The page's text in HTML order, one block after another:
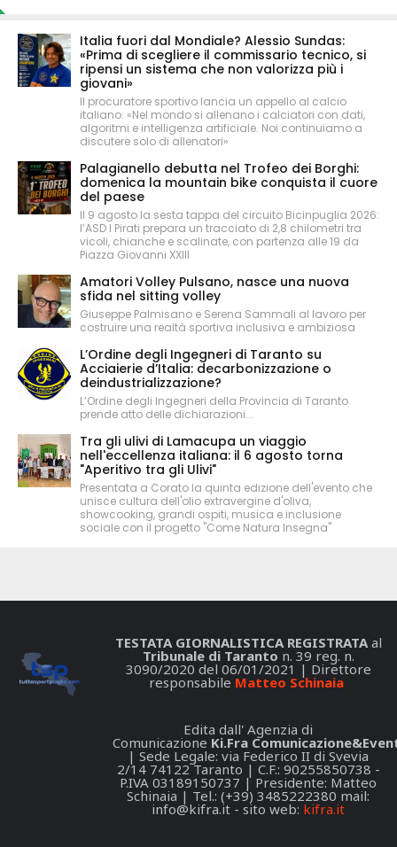
Italia fuori dal Mondiale? Alessio Sundas:
«Prima di scegliere il commissario tecnico, si
ripensi un sistema che non valorizza più i
giovani»
Il procuratore sportivo lancia un appello al calcio
italiano: «Nel mondo si allenano i calciatori con dati,
algoritmi e intelligenza artificiale. Noi continuiamo a
discutere solo di allenatori»
Palagianello debutta nel Trofeo dei Borghi:
domenica la mountain bike conquista il cuore
del paese
Il 9 agosto la sesta tappa del circuito Bicinpuglia 2026:
l’ASD I Pirati prepara un tracciato di 2,8 chilometri tra
vicoli, chianche e scalinate, con partenza alle 19 da
Piazza Giovanni XXIII
Amatori Volley Pulsano, nasce una nuova
sfida nel sitting volley
Giuseppe Palmisano e Serena Sammali al lavoro per
costruire una realtà sportiva inclusiva e ambiziosa
L’Ordine degli Ingegneri di Taranto su
Acciaierie d’Italia: decarbonizzazione o
deindustrializzazione?
L’Ordine degli Ingegneri della Provincia di Taranto
prende atto delle dichiarazioni...
Tra gli ulivi di Lamacupa un viaggio
nell'eccellenza italiana: il 6 agosto torna
"Aperitivo tra gli Ulivi"
Presentata a Corato la quinta edizione dell'evento che
unisce cultura dell'olio extravergine d'oliva,
showcooking, grandi ospiti, musica e inclusione
sociale con il progetto "Come Natura Insegna"
TESTATA GIORNALISTICA REGISTRATAal
Tribunale di Taranto n. 39 reg. n.
3090/2020 del 06/01/2021 | Direttore
responsabile Matteo Schinaia
Edita dall' Agenzia di
Comunicazione Ki.Fra
| Sede Legale: via Federico II di Svevia
2/14 74122 Taranto | C.F.: 90255850738 -
P.IVA 03189150737 | Presidente: Matteo
Schinaia | Tel.: (+39) 3485222380 mail:
info@kifra.it - sito web: kifra.it